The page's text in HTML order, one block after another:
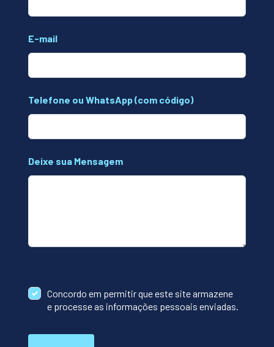
blank
E-mail
Telefone ou WhatsApp (com código)
Deixe sua Mensagem
Concordo em permitir que este site armazene
e processe as informações pessoais enviadas.